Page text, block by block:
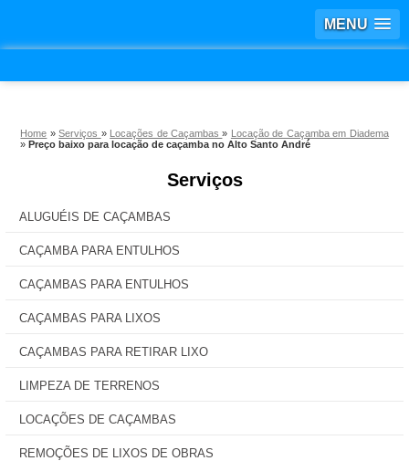
MENU
Home »Serviços » Locações de Caçambas» Locação de Caçamba em Diadema
»Preço baixo para locação de caçamba no Alto Santo André
Serviços
ALUGUÉIS DE CAÇAMBAS
CAÇAMBA PARA ENTULHOS
CAÇAMBAS PARA ENTULHOS
CAÇAMBAS PARA LIXOS
CAÇAMBAS PARA RETIRAR LIXO
LIMPEZA DE TERRENOS
LOCAÇÕES DE CAÇAMBAS
REMOÇÕES DE LIXOS DE OBRAS